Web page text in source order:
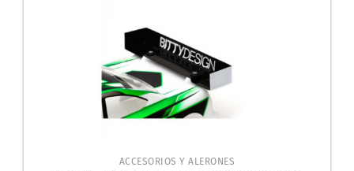
ACCESORIOS Y ALERONES